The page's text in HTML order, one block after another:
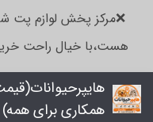
❌مرکز پخش لوازم پت
هست،با خیال راحت
همکاری برای همه)